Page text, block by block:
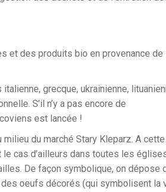
et des produits bio en provenance de
grecque, ukrainienne,
S’il n’y a pas encore de
est lancée !
du marché Stary Kleparz. A cette
cas d’ailleurs dans toutes les
De façon symbolique, on dépose
oeufs décorés (qui symbolisent la